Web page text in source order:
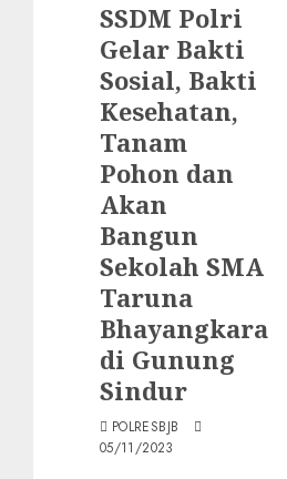
SSDM Polri
Gelar Bakti
Sosial, Bakti
Kesehatan,
Tanam
Pohon dan
Akan
Bangun
Sekolah SMA
Taruna
Bhayangkara
di Gunung
Sindur
POLRESBJB
05/11/2023